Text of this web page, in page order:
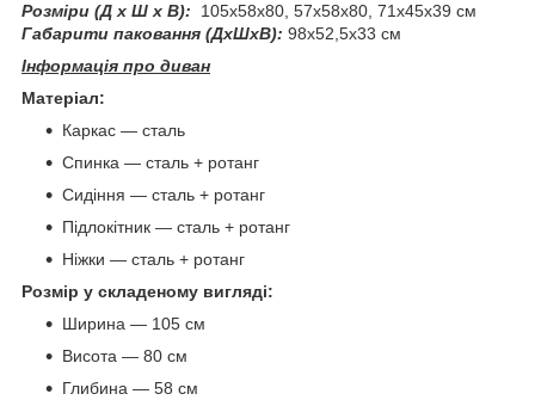
Розміри (Д x Ш x В): 105х58х80, 57х58х80, 71х45х39 см
Габарити паковання (ДхШхВ): 98х52,5х33 см
Інформація про диван
Матеріал:
Каркас — сталь
Спинка — сталь + ротанг
Сидіння — сталь + ротанг
Підлокітник — сталь + ротанг
Ніжки — сталь + ротанг
Розмір у складеному вигляді:
Ширина — 105 см
Висота — 80 см
Глибина — 58 см